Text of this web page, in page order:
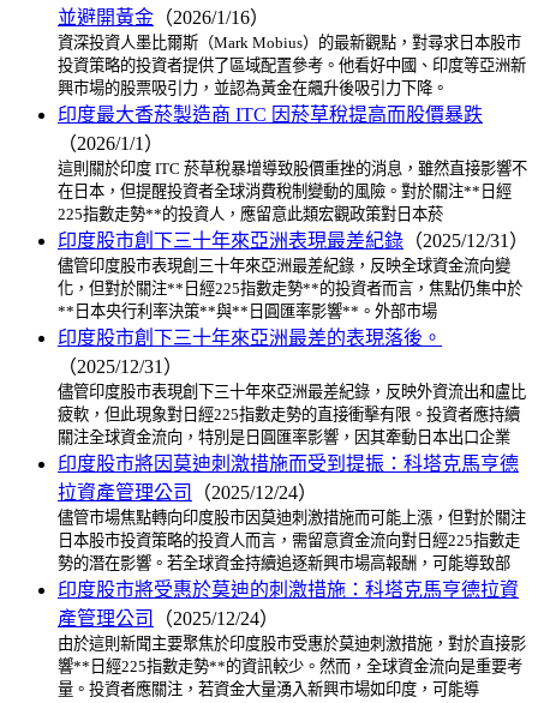
並避開黃金 （2026/1/16）
資深投資人墨比爾斯（Mark Mobius）的最新觀點，對尋求日本股市
投資策略的投資者提供了區域配置參考。他看好中國、印度等亞洲新
興市場的股票吸引力，並認為黃金在飆升後吸引力下降。
印度最大香菸製造商 ITC 因菸草稅提高而股價暴跌
（2026/1/1）
這則關於印度 ITC 菸草稅暴增導致股價重挫的消息，雖然直接影響不
在日本，但提醒投資者全球消費稅制變動的風險。對於關注**日經
225指數走勢**的投資人，應留意此類宏觀政策對日本菸
印度股市創下三十年來亞洲表現最差紀錄 （2025/12/31）
儘管印度股市表現創三十年來亞洲最差紀錄，反映全球資金流向變
化，但對於關注**日經225指數走勢**的投資者而言，焦點仍集中於
**日本央行利率決策**與**日圓匯率影響**。外部市場
印度股市創下三十年來亞洲最差的表現落後。
（2025/12/31）
儘管印度股市表現創下三十年來亞洲最差紀錄，反映外資流出和盧比
疲軟，但此現象對日經225指數走勢的直接衝擊有限。投資者應持續
關注全球資金流向，特別是日圓匯率影響，因其牽動日本出口企業
印度股市將因莫迪刺激措施而受到提振：科塔克馬亨德
拉資產管理公司
（2025/12/24）
儘管市場焦點轉向印度股市因莫迪刺激措施而可能上漲，但對於關注
日本股市投資策略的投資人而言，需留意資金流向對日經225指數走
勢的潛在影響。若全球資金持續追逐新興市場高報酬，可能導致部
印度股市將受惠於莫迪的刺激措施：科塔克馬亨德拉資
產管理公司
（2025/12/24）
由於這則新聞主要聚焦於印度股市受惠於莫迪刺激措施，對於直接影
響**日經225指數走勢**的資訊較少。然而，全球資金流向是重要考
量。投資者應關注，若資金大量湧入新興市場如印度，可能導